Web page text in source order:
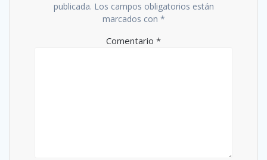
publicada. Los campos obligatorios están
marcados con *
Comentario *